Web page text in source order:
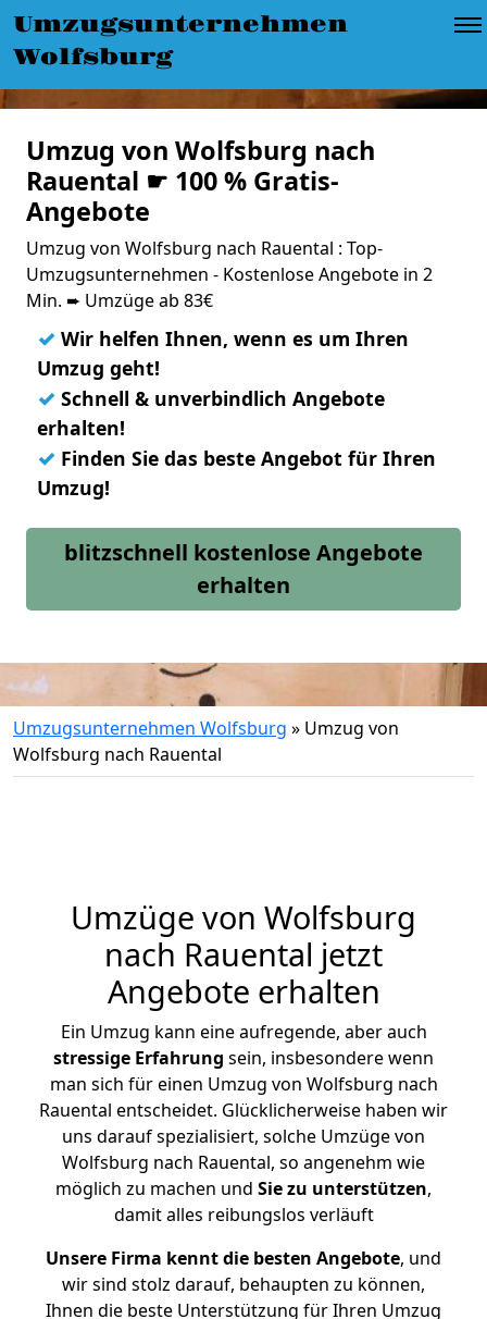
Umzugsunternehmen
Wolfsburg
Umzug von Wolfsburg nach
Rauental ☛ 100 % Gratis-
Angebote
Umzug von Wolfsburg nach Rauental : Top-
Umzugsunternehmen - Kostenlose Angebote in 2
Min. ➨ Umzüge ab 83€
✓ Wir helfen Ihnen, wenn es um Ihren
Umzug geht!
✓ Schnell & unverbindlich Angebote
erhalten!
✓ Finden Sie das beste Angebot für Ihren
Umzug!
blitzschnell kostenlose Angebote
erhalten
Umzugsunternehmen Wolfsburg » Umzug von
Wolfsburg nach Rauental
Umzüge von Wolfsburg
nach Rauental jetzt
Angebote erhalten
Ein Umzug kann eine aufregende, aber auch
stressige Erfahrung sein, insbesondere wenn
man sich für einen Umzug von Wolfsburg nach
Rauental entscheidet. Glücklicherweise haben wir
uns darauf spezialisiert, solche Umzüge von
Wolfsburg nach Rauental, so angenehm wie
möglich zu machen und Sie zu unterstützen,
damit alles reibungslos verläuft
Unsere Firma kennt die besten Angebote, und
wir sind stolz darauf, behaupten zu können,
Ihnen die beste Unterstützung für Ihren Umzug